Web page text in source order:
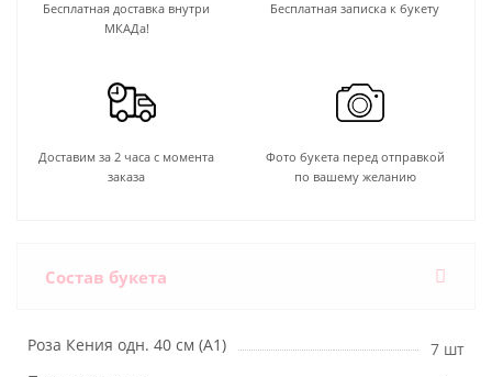
Бесплатная доставка внутри
МКАДа!
Бесплатная записка к букету
Доставим за 2 часа с момента
заказа
Фото букета перед отправкой
по вашему желанию
Состав букета
Роза Кения одн. 40 см (А1)
7 шт